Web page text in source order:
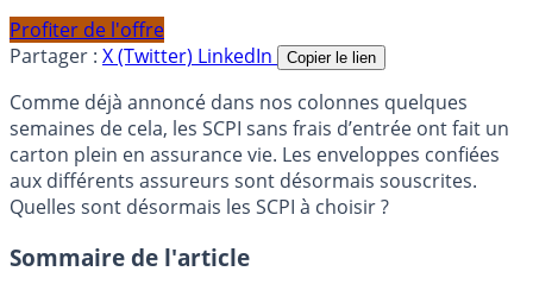
Profiter de l'offre
Partager : X (Twitter) LinkedIn Copier le lien
Comme déjà annoncé dans nos colonnes quelques
semaines de cela, les SCPI sans frais d’entrée ont fait un
carton plein en assurance vie. Les enveloppes confiées
aux différents assureurs sont désormais souscrites.
Quelles sont désormais les SCPI à choisir ?
Sommaire de l'article